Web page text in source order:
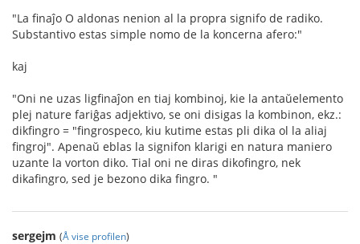
"La finaĵo O aldonas nenion al la propra signifo de radiko.
Substantivo estas simple nomo de la koncerna afero:"
kaj
"Oni ne uzas ligfinaĵon en tiaj kombinoj, kie la antaŭelemento
plej nature fariĝas adjektivo, se oni disigas la kombinon, ekz.:
dikfingro = "fingrospeco, kiu kutime estas pli dika ol la aliaj
fingroj". Apenaŭ eblas la signifon klarigi en natura maniero
uzante la vorton diko. Tial oni ne diras dikofingro, nek
dikafingro, sed je bezono dika fingro. "
sergejm (Å vise profilen)